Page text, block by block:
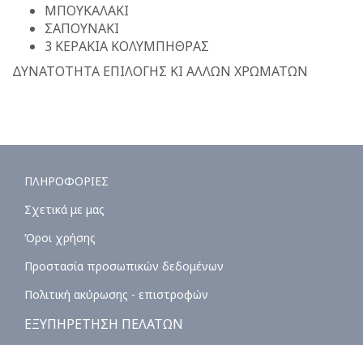
ΜΠΟΥΚΑΛΑΚΙ
ΣΑΠΟΥΝΑΚΙ
3 ΚΕΡΑΚΙΑ ΚΟΛΥΜΠΗΘΡΑΣ
ΔΥΝΑΤΟΤΗΤΑ ΕΠΙΛΟΓΗΣ ΚΙ ΑΛΛΩΝ ΧΡΩΜΑΤΩΝ
ΠΛΗΡΟΦΟΡΙΕΣ
Σχετικά με μας
Όροι χρήσης
Προστασία προσωπικών δεδομένων
Πολιτική ακύρωσης - επιστροφών
ΕΞΥΠΗΡΕΤΗΣΗ ΠΕΛΑΤΩΝ